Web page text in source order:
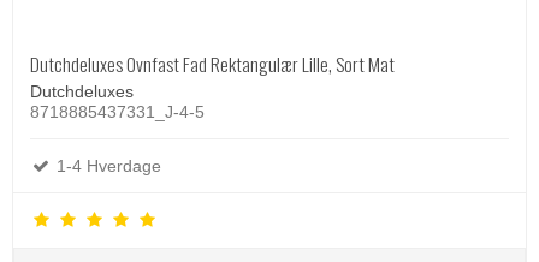
Dutchdeluxes Ovnfast Fad Rektangulær Lille, Sort Mat
Dutchdeluxes
8718885437331_J-4-5
1-4 Hverdage